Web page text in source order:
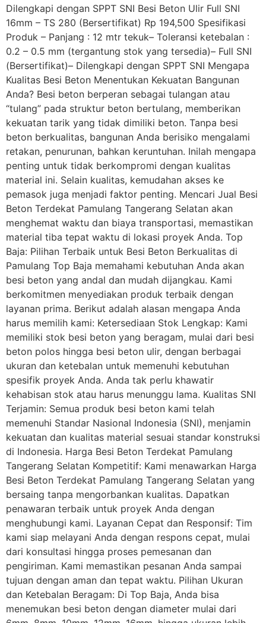
Dilengkapi dengan SPPT SNI Besi Beton Ulir Full SNI
16mm – TS 280 (Bersertifikat) Rp 194,500 Spesifikasi
Produk – Panjang : 12 mtr tekuk– Toleransi ketebalan :
0.2 – 0.5 mm (tergantung stok yang tersedia)– Full SNI
(Bersertifikat)– Dilengkapi dengan SPPT SNI Mengapa
Kualitas Besi Beton Menentukan Kekuatan Bangunan
Anda? Besi beton berperan sebagai tulangan atau
“tulang” pada struktur beton bertulang, memberikan
kekuatan tarik yang tidak dimiliki beton. Tanpa besi
beton berkualitas, bangunan Anda berisiko mengalami
retakan, penurunan, bahkan keruntuhan. Inilah mengapa
penting untuk tidak berkompromi dengan kualitas
material ini. Selain kualitas, kemudahan akses ke
pemasok juga menjadi faktor penting. Mencari Jual Besi
Beton Terdekat Pamulang Tangerang Selatan akan
menghemat waktu dan biaya transportasi, memastikan
material tiba tepat waktu di lokasi proyek Anda. Top
Baja: Pilihan Terbaik untuk Besi Beton Berkualitas di
Pamulang Top Baja memahami kebutuhan Anda akan
besi beton yang andal dan mudah dijangkau. Kami
berkomitmen menyediakan produk terbaik dengan
layanan prima. Berikut adalah alasan mengapa Anda
harus memilih kami: Ketersediaan Stok Lengkap: Kami
memiliki stok besi beton yang beragam, mulai dari besi
beton polos hingga besi beton ulir, dengan berbagai
ukuran dan ketebalan untuk memenuhi kebutuhan
spesifik proyek Anda. Anda tak perlu khawatir
kehabisan stok atau harus menunggu lama. Kualitas SNI
Terjamin: Semua produk besi beton kami telah
memenuhi Standar Nasional Indonesia (SNI), menjamin
kekuatan dan kualitas material sesuai standar konstruksi
di Indonesia. Harga Besi Beton Terdekat Pamulang
Tangerang Selatan Kompetitif: Kami menawarkan Harga
Besi Beton Terdekat Pamulang Tangerang Selatan yang
bersaing tanpa mengorbankan kualitas. Dapatkan
penawaran terbaik untuk proyek Anda dengan
menghubungi kami. Layanan Cepat dan Responsif: Tim
kami siap melayani Anda dengan respons cepat, mulai
dari konsultasi hingga proses pemesanan dan
pengiriman. Kami memastikan pesanan Anda sampai
tujuan dengan aman dan tepat waktu. Pilihan Ukuran
dan Ketebalan Beragam: Di Top Baja, Anda bisa
menemukan besi beton dengan diameter mulai dari